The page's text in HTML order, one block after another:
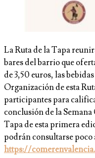
La Ruta de la Tapa
bares del barrio que
de 3,50 euros, las
Organización de esta
participantes para
conclusión de la
Tapa de esta primera
podrán consultarse poco
https://